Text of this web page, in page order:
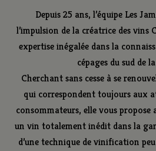
Depuis 25 ans, l’équipe Les
l’impulsion de la créatrice des vins
expertise inégalée dans la
cépages du sud de
Cherchant sans cesse à se
qui correspondent toujours aux
consommateurs, elle vous propose
un vin totalement inédit dans la
d’une technique de vinification